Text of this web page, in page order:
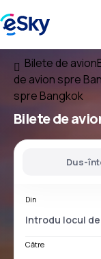
Bilete de avion
de avion spre
spre Bangkok
Bilete de
Dus-
Din
Către